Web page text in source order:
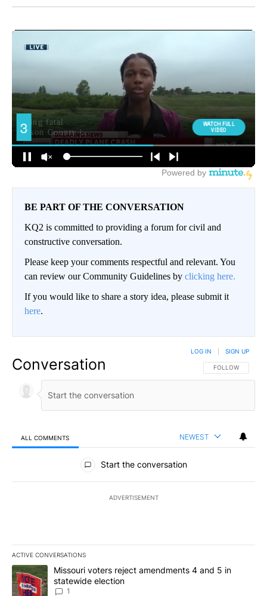
BE PART OF THE CONVERSATION
KQ2 is committed to providing a forum for civil and
constructive conversation.
Please keep your comments respectful and relevant. You
can review our Community Guidelines by clicking here.
If you would like to share a story idea, please submit it
here.
Conversation FOLLOW THIS
FOLLOW
LOG IN SIGN UP
ALL COMMENTS NEWEST
All Comments
Start the conversation
ADVERTISEMENT
ACTIVE CONVERSATIONS
The following is a list of the most commented articles in the last
A trending article titled "Missouri voters reject amendments 4
Missouri voters reject amendments 4 and 5 in
statewide election
1